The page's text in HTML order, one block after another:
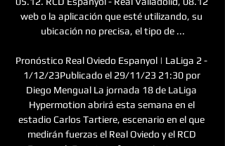
web o la aplicación que esté utilizando, su
ubicación no precisa, el tipo de ...
Pronóstico Real Oviedo Espanyol | LaLiga 2 -
1/12/23Publicado el 29/11/23 21:30 por
Diego Mengual La jornada 18 de LaLiga
Hypermotion abrirá esta semana en el
estadio Carlos Tartiere, escenario en el que
medirán fuerzas el Real Oviedo y el RCD